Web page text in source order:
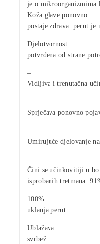
je o mikroorganizmima
Koža glave ponovno
postaje zdrava: perut je
Djelotvornost
potvrđena od strane
–
Vidljiva i trenutačna
–
Sprječava ponovno
–
Umirujuće djelovanje
–
Čini se učinkovitiji u
isprobanih tretmana:
100%
uklanja perut.
Ublažava
svrbež.